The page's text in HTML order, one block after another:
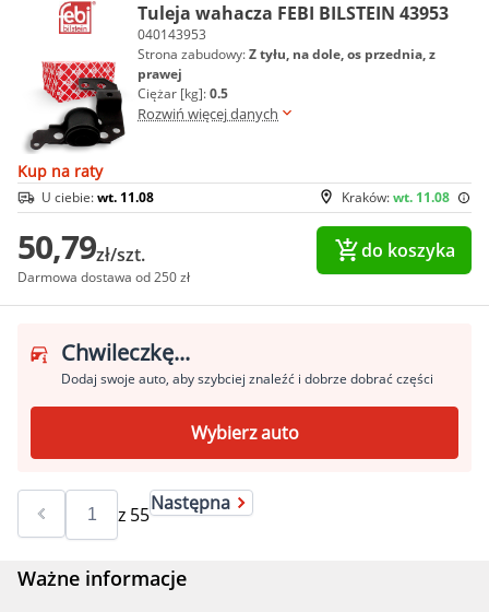
Tuleja wahacza FEBI BILSTEIN 43953
040143953
Strona zabudowy:Z tyłu, na dole, os przednia, z
prawej
Ciężar [kg]:0.5
Rozwiń więcej danych
Kup na raty
Kraków:wt. 11.08
U ciebie:wt. 11.08
50,79zł/szt.
Darmowa dostawa od 250 zł
do koszyka
Chwileczkę...
Dodaj swoje auto, aby szybciej znaleźć i dobrze dobrać części
Wybierz auto
z 55Następna
Ważne informacje